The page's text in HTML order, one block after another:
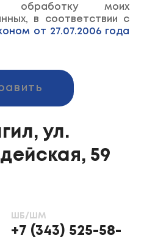
ул.
59
ШБ/ШМ
+7 (343) 525-58-
обработку моих
в соответствии с
от 27.07.2006 года